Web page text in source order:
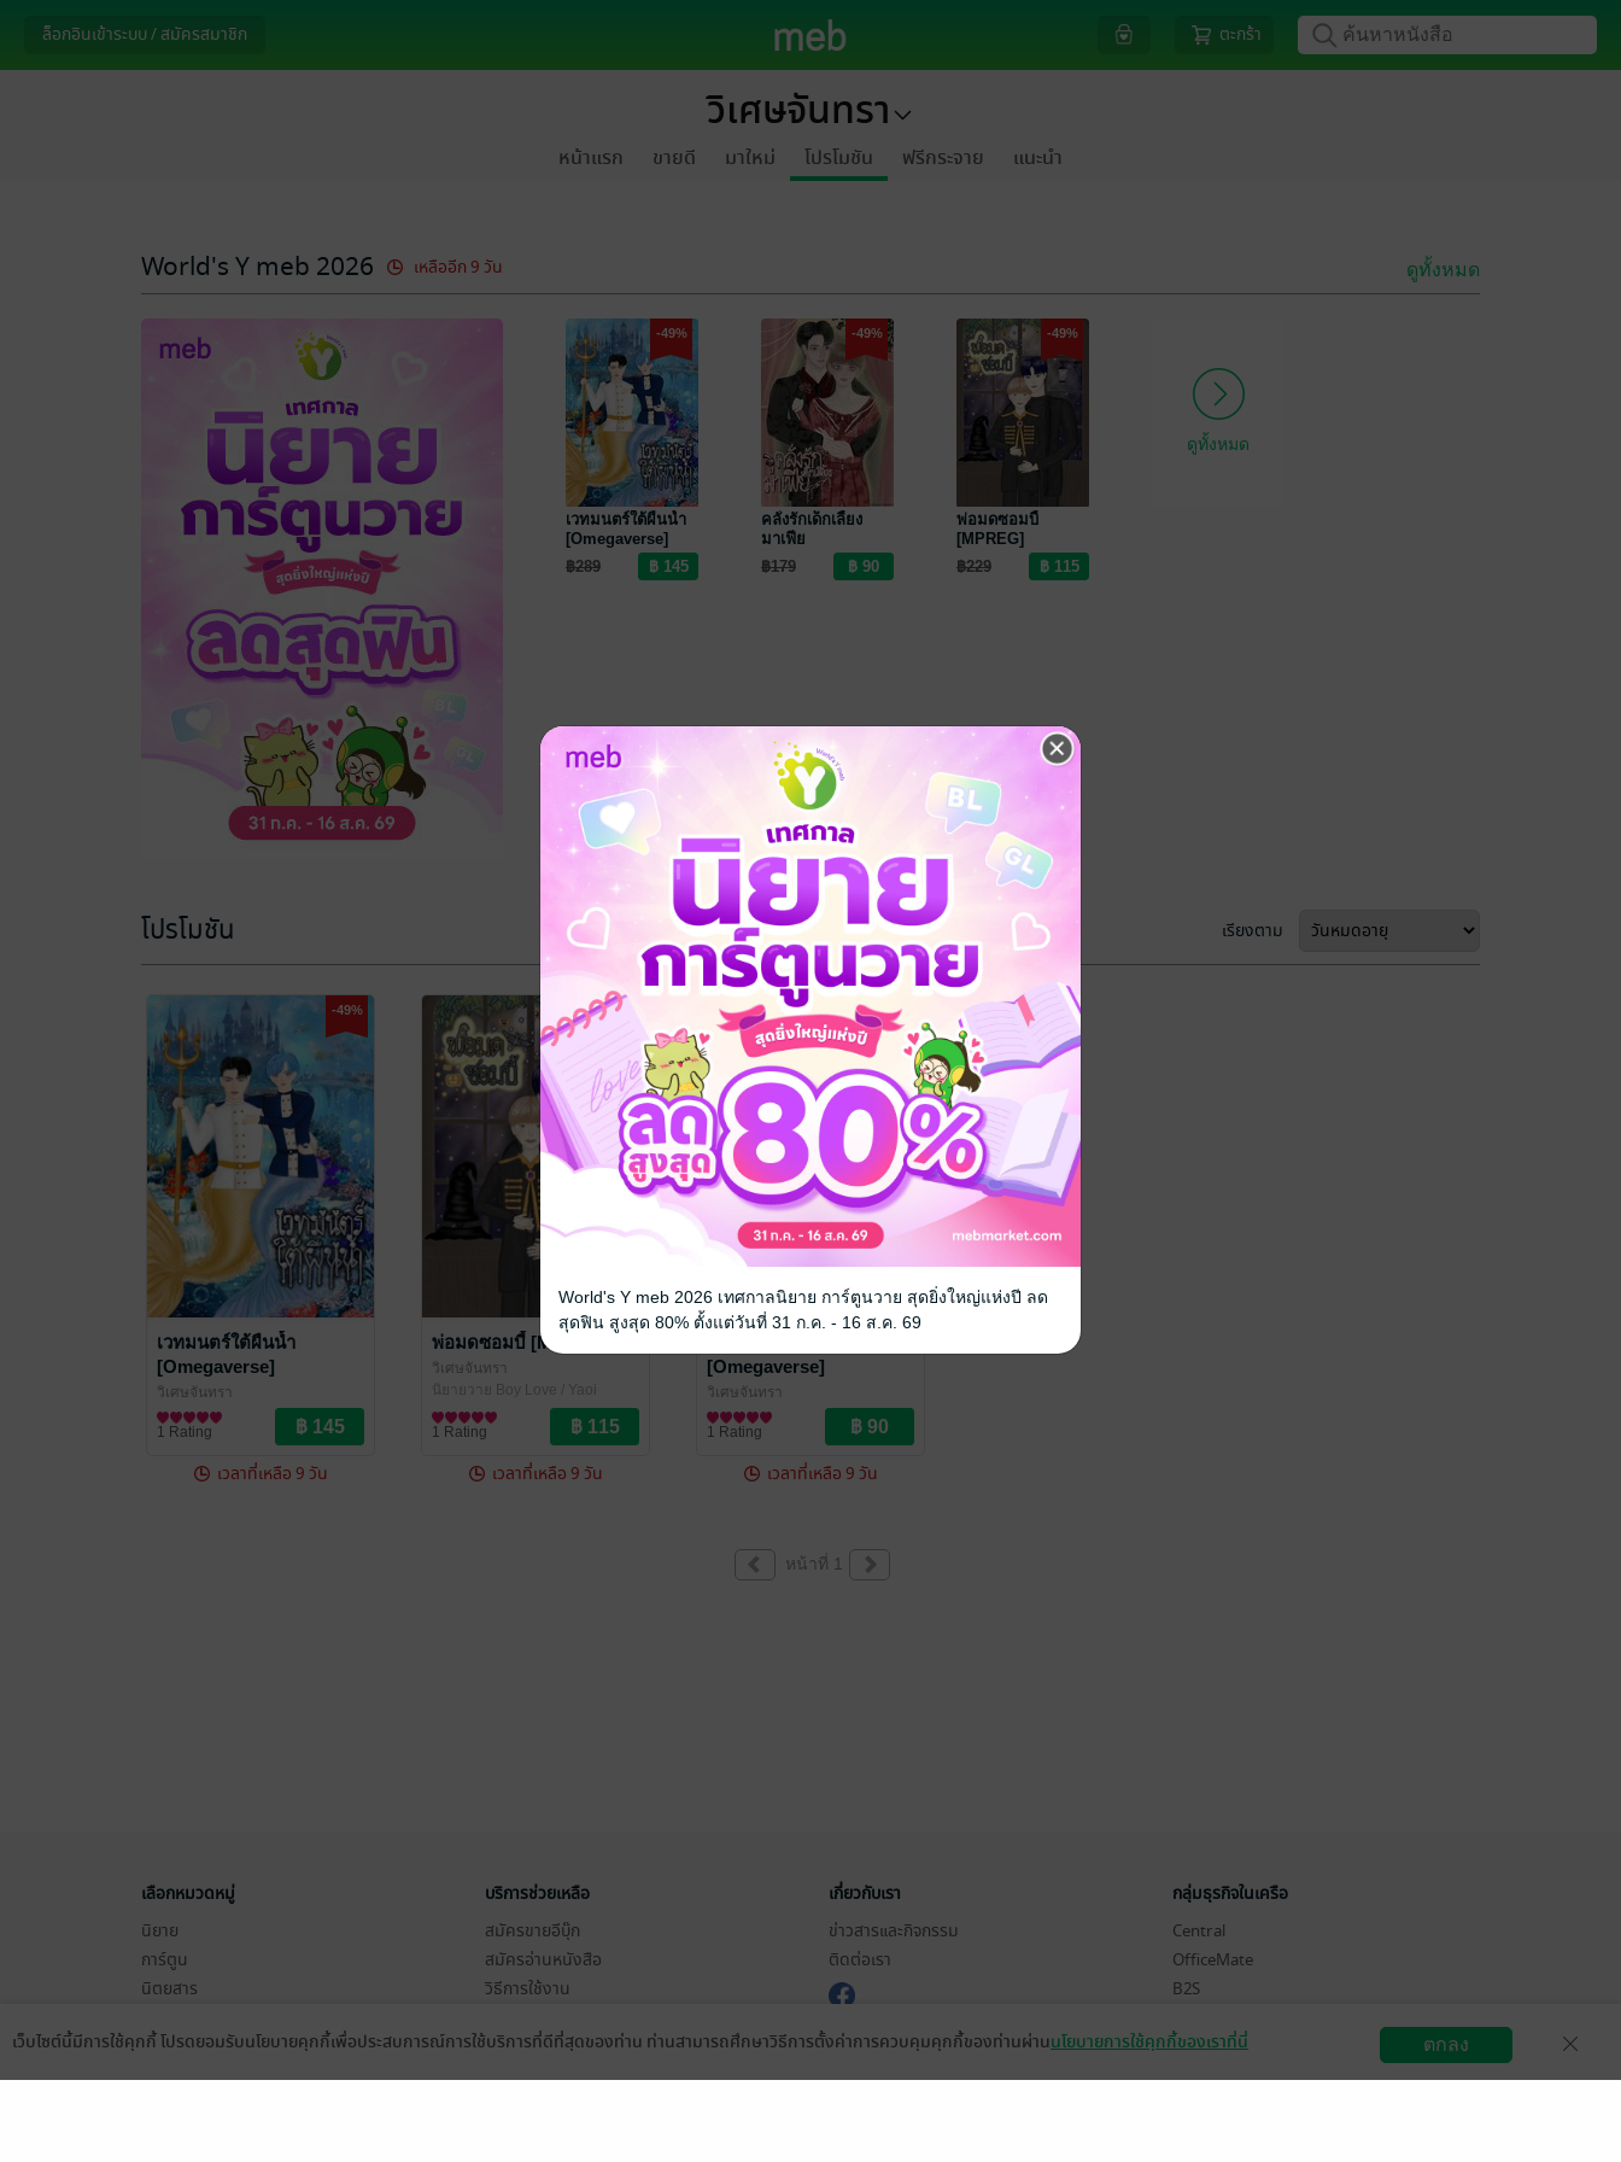
ล็อกอินเข้าระบบ / สมัครสมาชิก ตะกร้า
วิเศษจันทรา
หน้าแรก ขายดี มาใหม่ โปรโมชัน ฟรีกระจาย แนะนำ
World's Y meb 2026 เหลืออีก 9 วัน ดูทั้งหมด
-49%
เวทมนตร์ใต้ผืนน้ำ
[Omegaverse]
฿289
-49%
คลั่งรักเด็กเลี้ยง
มาเฟีย
[Omegaverse]
฿179
-49%
พ่อมดซอมบี้
[MPREG]
฿229
ดูทั้งหมด
โปรโมชัน เรียงตาม
-49%
เวทมนตร์ใต้ผืนน้ำ
[Omegaverse]
วิเศษจันทรา
นิยายวาย Boy Love / Yaoi
1 Rating
เวลาที่เหลือ 9 วัน
-49%
พ่อมดซอมบี้ [MPREG]
วิเศษจันทรา
นิยายวาย Boy Love / Yaoi
1 Rating
เวลาที่เหลือ 9 วัน
-49%
[Omegaverse]
วิเศษจันทรา
นิยายวาย Boy Love / Yaoi
1 Rating
เวลาที่เหลือ 9 วัน
หน้าที่ 1
เลือกหมวดหมู่
นิยาย
การ์ตูน
นิตยสาร
หนังสือเสียง
บุฟเฟต์
บริการช่วยเหลือ
สมัครขายอีบุ๊ก
สมัครอ่านหนังสือ
วิธีการใช้งาน
Stamp คืออะไร?
Gift Code คืออะไร?
เกี่ยวกับเรา
ข่าวสารและกิจกรรม
ติดต่อเรา
กลุ่มธุรกิจในเครือ
Central
OfficeMate
B2S
Supersports
Tops
สมัครขายอีบุ๊ก วิธีการใช้งาน
เว็บไซต์นี้มีการใช้คุกกี้ โปรดยอมรับนโยบายคุกกี้เพื่อประสบการณ์การใช้บริการที่ดีที่สุดของท่าน ท่านสามารถศึกษาวิธีการตั้งค่าการควบคุมคุกกี้ของท่านผ่านนโยบายการใช้คุกกี้ของเราที่นี่ ตกลง
World's Y meb 2026 เทศกาลนิยาย การ์ตูนวาย สุดยิ่งใหญ่แห่งปี ลด
สุดฟิน สูงสุด 80% ตั้งแต่วันที่ 31 ก.ค. - 16 ส.ค. 69